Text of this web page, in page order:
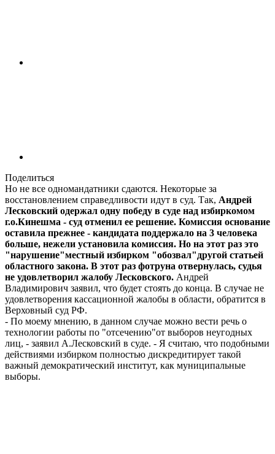
Поделиться
Но не все одномандатники сдаются. Некоторые за
восстановлением справедливости идут в суд. Так, Андрей
Лесковский одержал одну победу в суде над избиркомом
г.о.Кинешма - суд отменил ее решение. Комиссия основание
оставила прежнее - кандидата поддержало на 3 человека
больше, нежели установила комиссия. Но на этот раз это
"нарушение"местный избирком "обозвал"другой статьей
областного закона. В этот раз фотруна отвернулась, судья
не удовлетворил жалобу Лесковского. Андрей
Владимирович заявил, что будет стоять до конца. В случае не
удовлетворения кассационной жалобы в области, обратится в
Верховный суд РФ.
- По моему мнению, в данном случае можно вести речь о
технологии работы по "отсечению"от выборов неугодных
лиц, - заявил А.Лесковский в суде. - Я считаю, что подобными
действиями избирком полностью дискредитирует такой
важный демократический институт, как муниципальные
выборы.